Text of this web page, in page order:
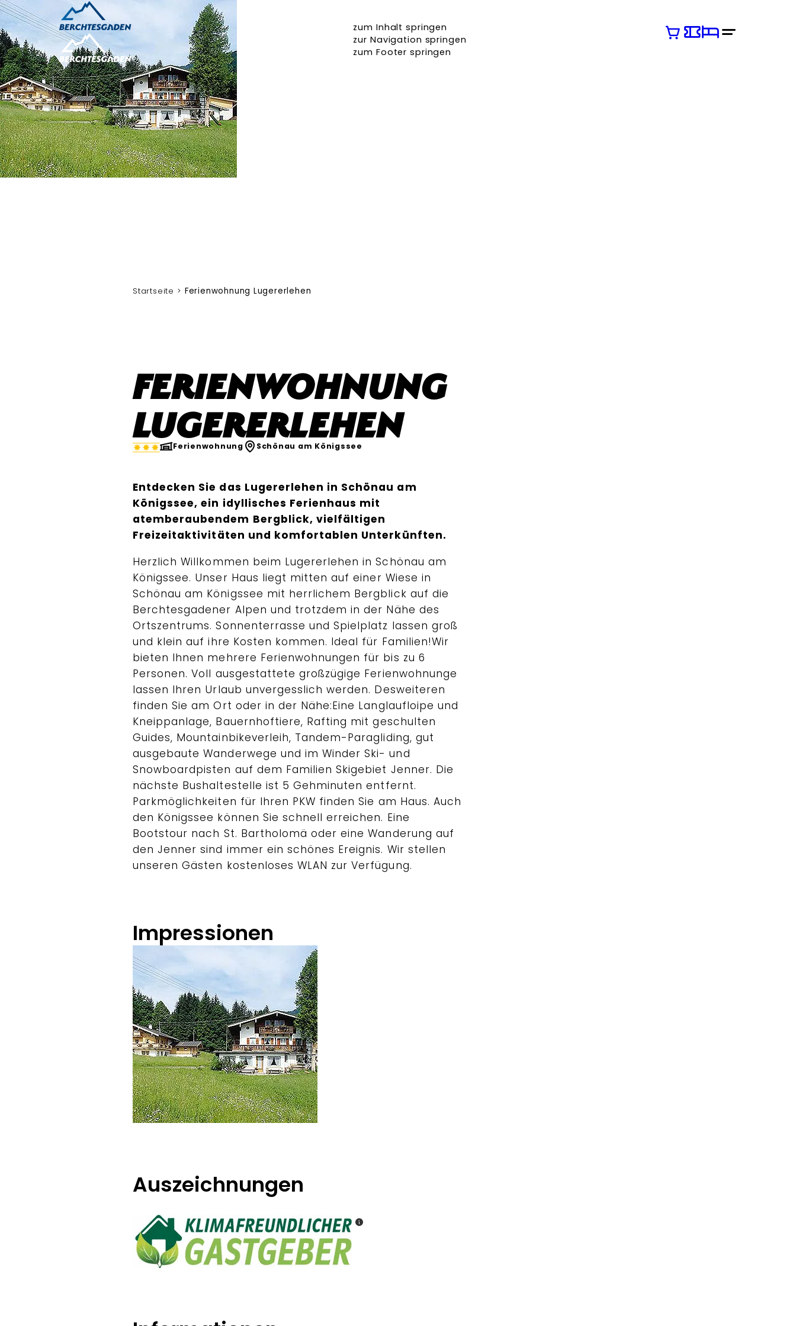
zum Inhalt springen
zur Navigation springen
zum Footer springen
Startseite Ferienwohnung Lugererlehen
Ferienwohnung
Lugererlehen
Ferienwohnung Schönau am Königssee
Entdecken Sie das Lugererlehen in Schönau am
Königssee, ein idyllisches Ferienhaus mit
atemberaubendem Bergblick, vielfältigen
Freizeitaktivitäten und komfortablen Unterkünften.
Herzlich Willkommen beim Lugererlehen in Schönau am
Königssee. Unser Haus liegt mitten auf einer Wiese in
Schönau am Königssee mit herrlichem Bergblick auf die
Berchtesgadener Alpen und trotzdem in der Nähe des
Ortszentrums. Sonnenterrasse und Spielplatz lassen groß
und klein auf ihre Kosten kommen. Ideal für Familien!Wir
bieten Ihnen mehrere Ferienwohnungen für bis zu 6
Personen. Voll ausgestattete großzügige Ferienwohnunge
lassen Ihren Urlaub unvergesslich werden. Desweiteren
finden Sie am Ort oder in der Nähe:Eine Langlaufloipe und
Kneippanlage, Bauernhoftiere, Rafting mit geschulten
Guides, Mountainbikeverleih, Tandem-Paragliding, gut
ausgebaute Wanderwege und im Winder Ski- und
Snowboardpisten auf dem Familien Skigebiet Jenner. Die
nächste Bushaltestelle ist 5 Gehminuten entfernt.
Parkmöglichkeiten für Ihren PKW finden Sie am Haus. Auch
den Königssee können Sie schnell erreichen. Eine
Bootstour nach St. Bartholomä oder eine Wanderung auf
den Jenner sind immer ein schönes Ereignis. Wir stellen
unseren Gästen kostenloses WLAN zur Verfügung.
Impressionen
Auszeichnungen